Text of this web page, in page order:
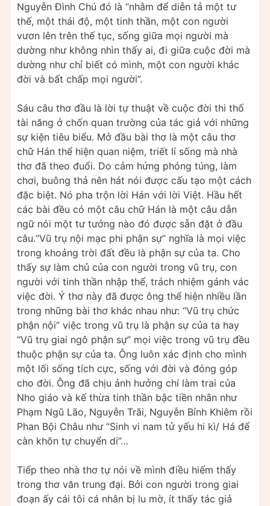
Nguyễn Đình Chú đó là “nhằm để diễn tả một tư
thế, một thái độ, một tinh thần, một con người
vươn lên trên thế tục, sống giữa mọi người mà
dường như không nhìn thấy ai, đi giữa cuộc đời mà
dường như chỉ biết có mình, một con người khác
đời và bất chấp mọi người”.
Sáu câu thơ đầu là lời tự thuật về cuộc đời thi thố
tài năng ở chốn quan trường của tác giả với những
sự kiện tiêu biểu. Mở đầu bài thơ là một câu thơ
chữ Hán thể hiện quan niệm, triết lí sống mà nhà
thơ đã theo đuổi. Do cảm hứng phóng túng, làm
chơi, buông thả nên hát nói được cấu tạo một cách
đặc biệt. Nó pha trộn lời Hán với lời Việt. Hầu hết
các bài đều có một câu chữ Hán là một câu dẫn
ngữ nói một tư tưởng nào đó được sẵn đặt ở đầu
câu.“Vũ trụ nội mạc phi phận sự” nghĩa là mọi việc
trong khoảng trời đất đều là phận sự của ta. Cho
thấy sự làm chủ của con người trong vũ trụ, con
người với tinh thần nhập thế, trách nhiệm gánh vác
việc đời. Ý thơ này đã được ông thể hiện nhiều lần
trong những bài thơ khác nhau như: “Vũ trụ chức
phận nội” việc trong vũ trụ là phận sự của ta hay
“Vũ trụ giai ngô phận sự” mọi việc trong vũ trụ đều
thuộc phận sự của ta. Ông luôn xác định cho mình
một lối sống tích cực, sống với đời và đóng góp
cho đời. Ông đã chịu ảnh hưởng chí làm trai của
Nho giáo và kế thừa tinh thần bậc tiền nhân như
Phạm Ngũ Lão, Nguyễn Trãi, Nguyễn Bỉnh Khiêm rồi
Phan Bội Châu như “Sinh vi nam tử yếu hi kì/ Há để
càn khôn tự chuyển di”…
Tiếp theo nhà thơ tự nói về mình điều hiếm thấy
trong thơ văn trung đại. Bởi con người trong giai
đoạn ấy cái tôi cá nhân bị lu mờ, ít thấy tác giả